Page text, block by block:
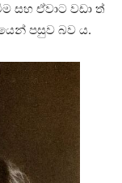
සහ ඒවාට වඩා ත්
පසුව බව ය.